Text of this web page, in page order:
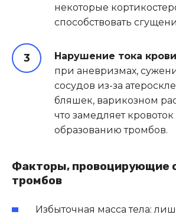
некоторые
способствовать
Нарушение тока крови
при аневризмах,
сосудов из-за
бляшек, варикозном
что замедляет кровоток
образованию тромбов.
Факторы, провоцирующие
тромбов
Избыточная масса тела: